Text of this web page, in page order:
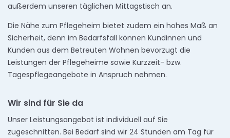
außerdem unseren täglichen Mittagstisch an.
Die Nähe zum Pflegeheim bietet zudem ein hohes Maß an
Sicherheit, denn im Bedarfsfall können Kundinnen und
Kunden aus dem Betreuten Wohnen bevorzugt die
Leistungen der Pflegeheime sowie Kurzzeit- bzw.
Tagespflegeangebote in Anspruch nehmen.
Wir sind für Sie da
Unser Leistungsangebot ist individuell auf Sie
zugeschnitten. Bei Bedarf sind wir 24 Stunden am Tag für